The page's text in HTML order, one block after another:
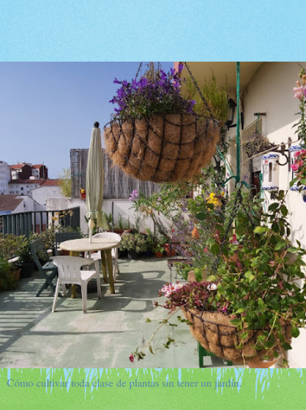
Cómo cultivar toda clase de plantas sin tener un jardín.